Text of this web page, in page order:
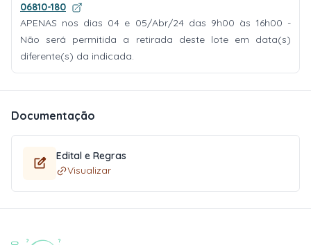
06810-180
APENAS nos dias 04 e 05/Abr/24 das 9h00 às 16h00 -
Não será permitida a retirada deste lote em data(s)
diferente(s) da indicada.
Documentação
Edital e Regras
Visualizar